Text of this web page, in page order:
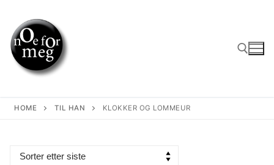
content
HOME TIL HAN KLOKKER OG LOMMEUR